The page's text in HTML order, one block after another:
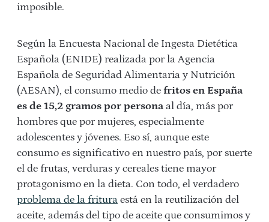
imposible.
Según la Encuesta Nacional de Ingesta Dietética
Española (ENIDE) realizada por la Agencia
Española de Seguridad Alimentaria y Nutrición
(AESAN), el consumo medio de fritos en España
es de 15,2 gramos por persona al día, más por
hombres que por mujeres, especialmente
adolescentes y jóvenes. Eso sí, aunque este
consumo es significativo en nuestro país, por suerte
el de frutas, verduras y cereales tiene mayor
protagonismo en la dieta. Con todo, el verdadero
problema de la fritura está en la reutilización del
aceite, además del tipo de aceite que consumimos y